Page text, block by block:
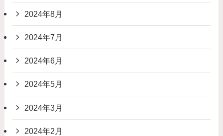
2024年8月
2024年7月
2024年6月
2024年5月
2024年3月
2024年2月